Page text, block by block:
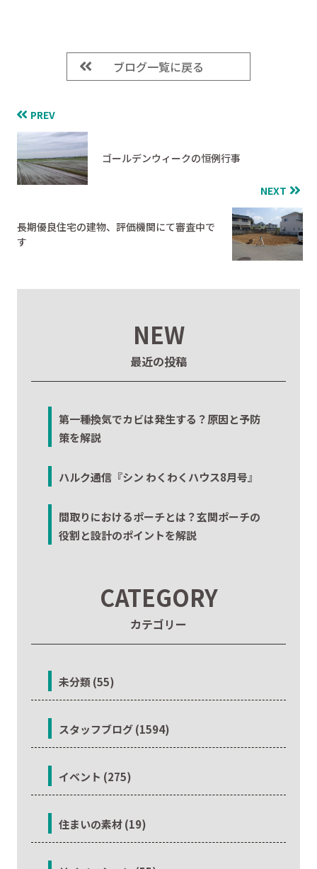
ブログ一覧に戻る
PREV
ゴールデンウィークの恒例行事
NEXT
長期優良住宅の建物、評価機関にて審査中で
す
NEW
最近の投稿
第一種換気でカビは発生する？原因と予防
策を解説
ハルク通信『シン わくわくハウス8月号』
間取りにおけるポーチとは？玄関ポーチの
役割と設計のポイントを解説
CATEGORY
カテゴリー
未分類 (55)
スタッフブログ (1594)
イベント (275)
住まいの素材 (19)